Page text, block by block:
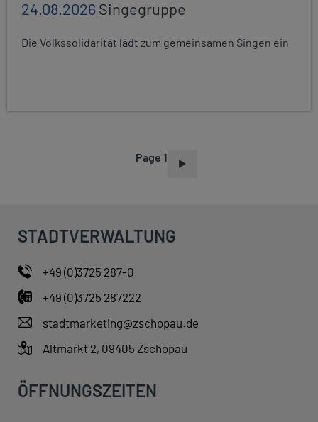
24.08.2026Singegruppe
Die Volkssolidarität lädt zum gemeinsamen Singen ein
Page 1
STADTVERWALTUNG
+49 (0)3725 287-0
+49 (0)3725 287222
stadtmarketing@zschopau.de
Altmarkt 2, 09405 Zschopau
ÖFFNUNGSZEITEN